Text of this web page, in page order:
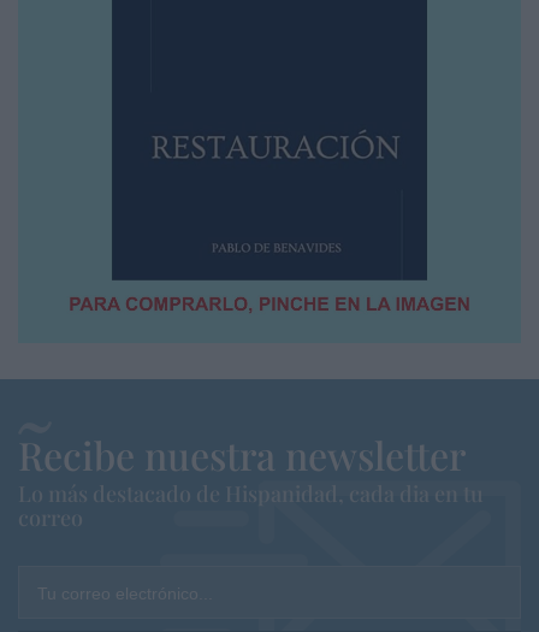
Recibe nuestra newsletter
Lo más destacado de Hispanidad, cada dia en tu
correo
Tu correo electrónico...